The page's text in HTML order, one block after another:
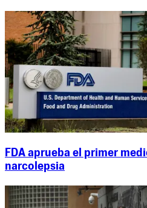
FDA aprueba el primer
narcolepsia